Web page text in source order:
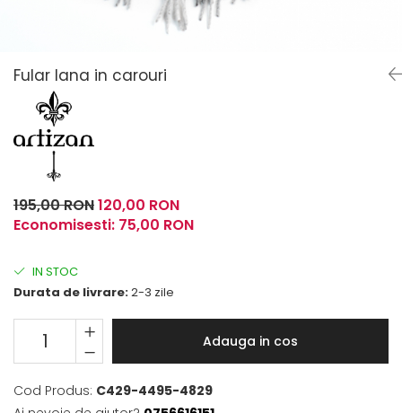
Fular lana in carouri
195,00 RON120,00 RON
Economisesti: 75,00 RON
IN STOC
Durata de livrare:2-3 zile
Adauga in cos
Cod Produs: C429-4495-4829